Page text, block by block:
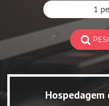
1
Hospedagem